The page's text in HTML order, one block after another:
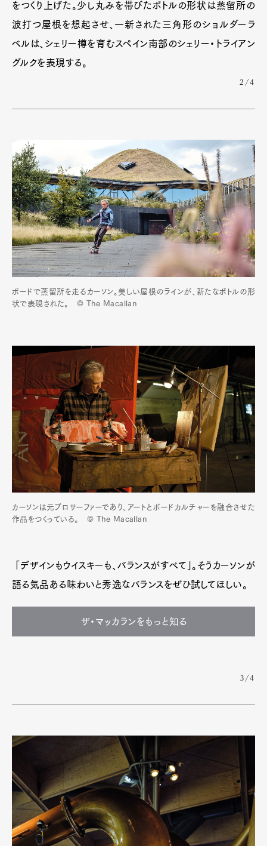
Pen Membership
Magazine
Contact
Pen Meet
をつくり上げた。少し丸みを帯びたボトルの形状は蒸留所の
波打つ屋根を想起させ、一新された三角形のショルダーラ
ベルは、シェリー樽を育むスペイン南部のシェリー・トライアン
グルクを表現する。
2/4
ボードで蒸留所を走るカーソン。美しい屋根のラインが、新たなボトルの形
状で表現された。 © The Macallan
カーソンは元プロサーファーであり、アートとボードカルチャーを融合させた
作品をつくっている。 © The Macallan
「デザインもウイスキーも、バランスがすべて」。そうカーソンが
語る気品ある味わいと秀逸なバランスをぜひ試してほしい。
ザ・マッカランをもっと知る
3/4